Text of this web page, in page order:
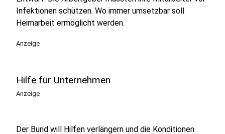
Infektionen schützen. Wo immer umsetzbar soll
Heimarbeit ermöglicht werden.
Anzeige
Hilfe für Unternehmen
Anzeige
Der Bund will Hilfen verlängern und die Konditionen